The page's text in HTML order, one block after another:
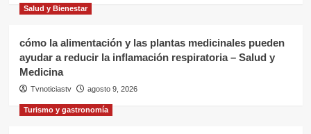
Salud y Bienestar
cómo la alimentación y las plantas medicinales pueden
ayudar a reducir la inflamación respiratoria – Salud y
Medicina
Tvnoticiastv agosto 9, 2026
Turismo y gastronomía